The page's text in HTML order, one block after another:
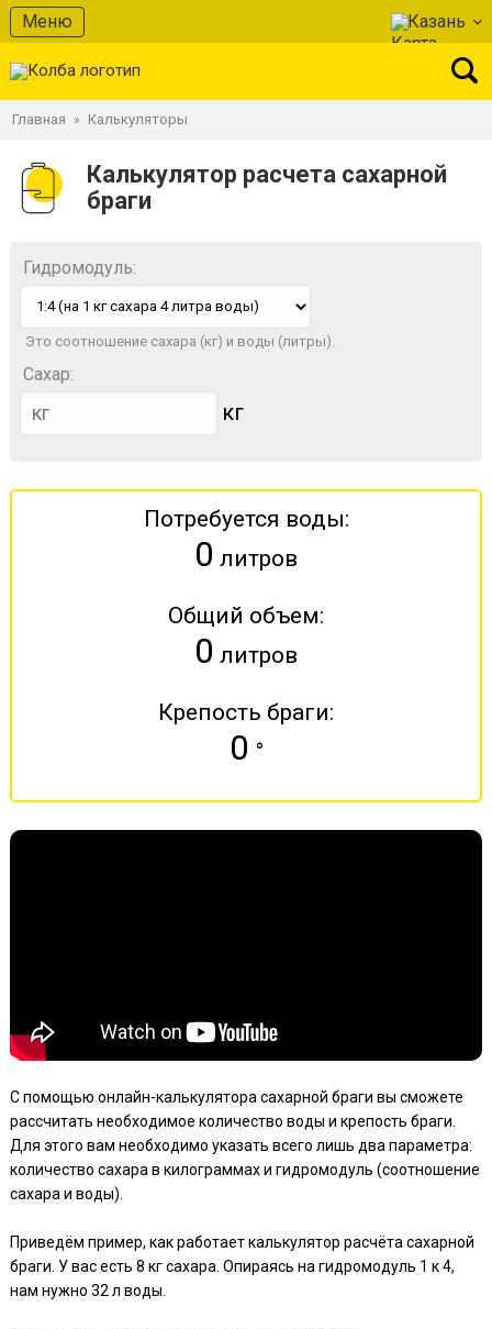
Меню Казань
Главная » Калькуляторы
Калькулятор расчета сахарной
браги
Гидромодуль:
Это соотношение сахара (кг) и воды (литры).
Сахар:
кг
Потребуется воды:
0 литров
Общий объем:
0 литров
Крепость браги:
0 °
С помощью онлайн-калькулятора сахарной браги вы сможете
рассчитать необходимое количество воды и крепость браги.
Для этого вам необходимо указать всего лишь два параметра:
количество сахара в килограммах и гидромодуль (соотношение
сахара и воды).
Приведём пример, как работает калькулятор расчёта сахарной
браги. У вас есть 8 кг сахара. Опираясь на гидромодуль 1 к 4,
нам нужно 32 л воды.